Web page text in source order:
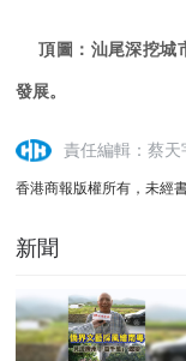
頂圖：汕尾深挖城
發展。
責任編輯：蔡天
香港商報版權所有，未經
新聞